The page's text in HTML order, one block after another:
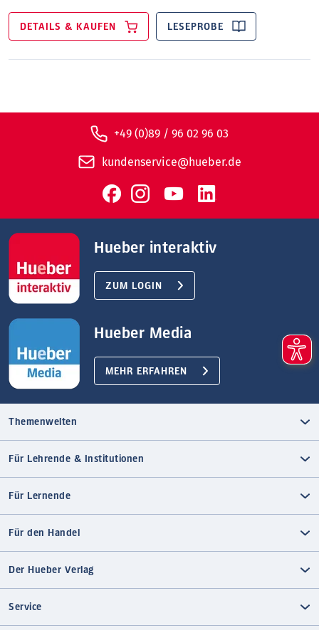
DETAILS & KAUFEN LESEPROBE
+49 (0)89 / 96 02 96 03
kundenservice@hueber.de
Hueber interaktiv
ZUM LOGIN
Hueber Media
MEHR ERFAHREN
Themenwelten
Für Lehrende & Institutionen
Für Lernende
Für den Handel
Der Hueber Verlag
Service